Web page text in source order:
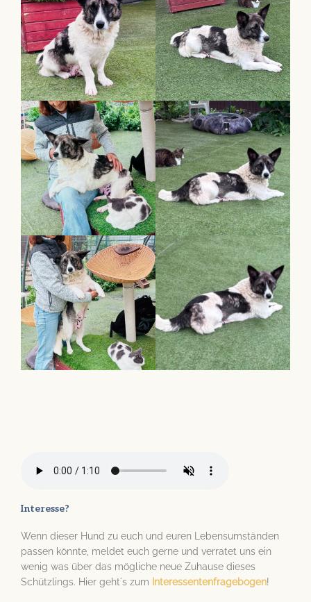
Interesse?
Wenn dieser Hund zu euch und euren Lebensumständen
passen könnte, meldet euch gerne und verratet uns ein
wenig was über das mögliche neue Zuhause dieses
Schützlings. Hier geht´s zum Interessentenfragebogen!